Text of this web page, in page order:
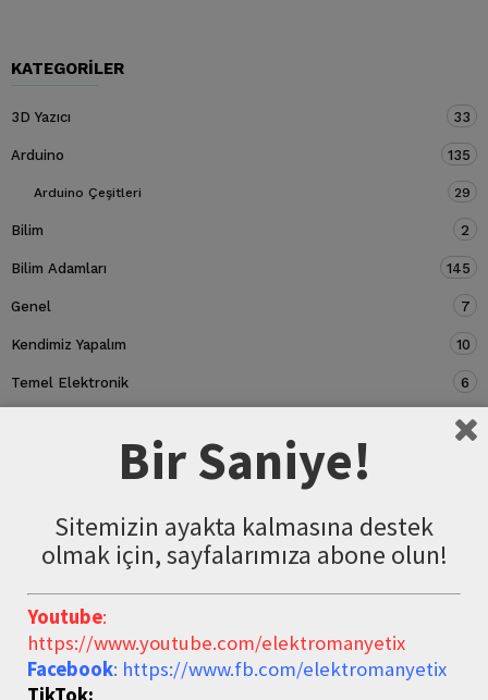
KATEGORILER
3D Yazıcı 33
Arduino 135
Arduino Çeşitleri 29
Bilim 2
Bilim Adamları 145
Genel 7
Kendimiz Yapalım 10
Temel Elektronik 6
5
Bir Saniye!
Sitemizin ayakta kalmasına destek
olmak için, sayfalarımıza abone olun!
Youtube:
https://www.youtube.com/elektromanyetix
Facebook: https://www.fb.com/elektromanyetix